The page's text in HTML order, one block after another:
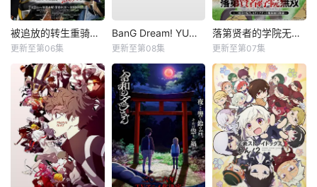
被追放的转生重骑士用游戏知识开无双
更新至第06集
BanG Dream! YUME∞MITA
更新至第08集
落第贤者的学院无双第二回转生，S等级作弊魔术师冒险记
更新至第07集